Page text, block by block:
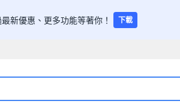
新優惠、更多功能等著你！ 下載